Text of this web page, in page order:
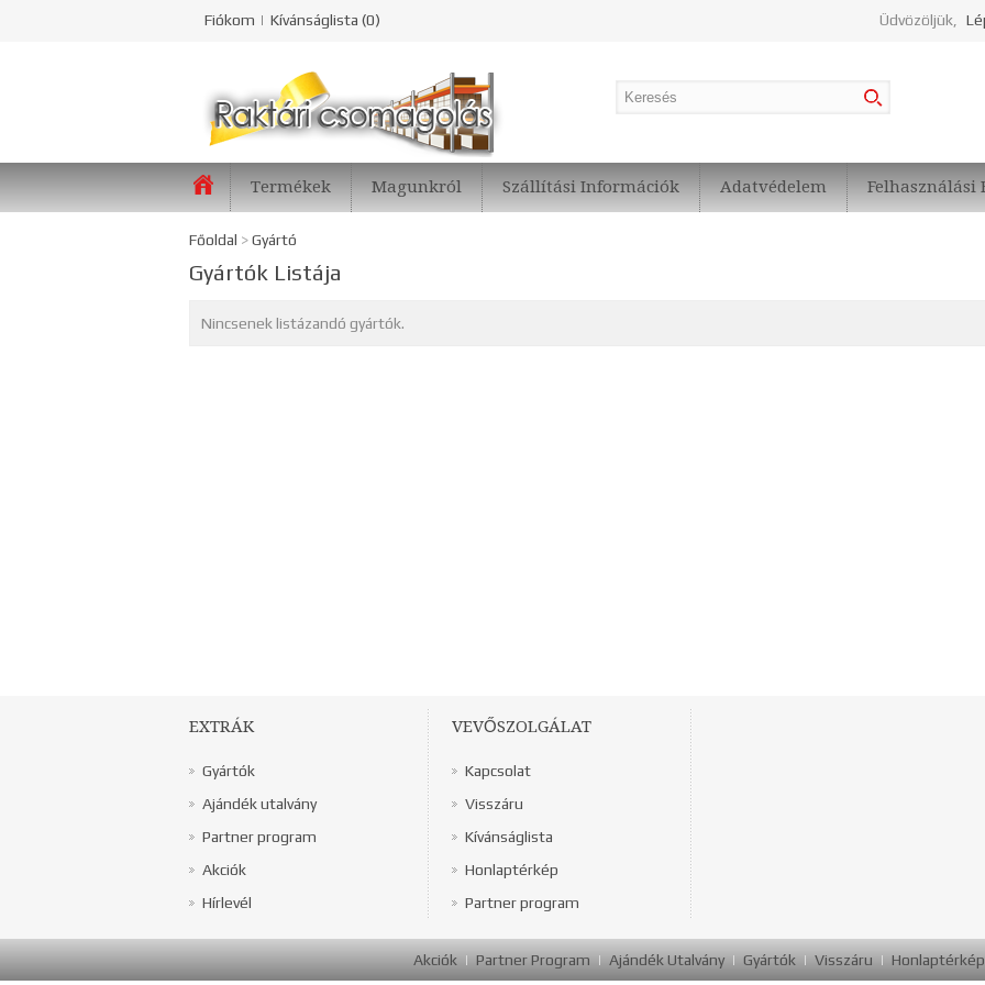
Fiókom Kívánságlista (0) Üdvözöljük,
Termékek Magunkról Szállítási Információk Adatvédelem Felhasználási
Főoldal >Gyártó
Gyártók Listája
Nincsenek listázandó gyártók.
EXTRÁK
Gyártók
Ajándék utalvány
Partner program
Akciók
Hírlevél
VEVŐSZOLGÁLAT
Kapcsolat
Visszáru
Kívánságlista
Honlaptérkép
Partner program
Akciók Partner Program Ajándék Utalvány Gyártók Visszáru Honlaptérkép